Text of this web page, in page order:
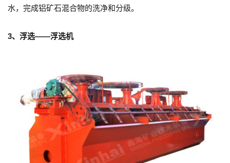
水，完成铝矿石混合物的洗净和分级。
3、浮选——浮选机